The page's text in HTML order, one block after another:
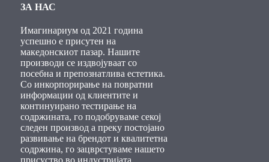
ЗА НАС
Имагинариум од 2021 година
успешно е присутен на
македонскиот пазар. Нашите
производи се издвојуваат со
посебна и препознатлива естетика.
Со инкорпорирање на повратни
информации од клиентите и
континуирано тестирање на
содржината, го подобруваме секој
следен производ а преку постојано
развивање на брендот и квалитетна
содржина, го зацврстуваме нашето